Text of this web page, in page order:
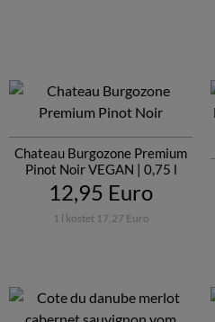
Chateau Burgozone Premium
Pinot Noir VEGAN | 0,75 l
12,95 Euro
1 l kostet 17,27 Euro